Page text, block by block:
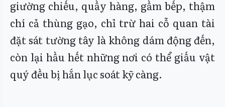
giường chiếu, quầy hàng, gầm bếp, thậm
chí cả thùng gạo, chỉ trừ hai cỗ quan tài
đặt sát tường tây là không dám động đến,
còn lại hầu hết những nơi có thể giấu vật
quý đều bị hắn lục soát kỹ càng.